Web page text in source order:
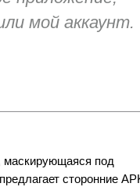
мой аккаунт.
маскирующаяся под
сторонние